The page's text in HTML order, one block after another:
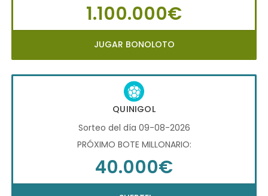
1.100.000€
JUGAR BONOLOTO
QUINIGOL
Sorteo del día 09-08-2026
PRÓXIMO BOTE MILLONARIO:
40.000€